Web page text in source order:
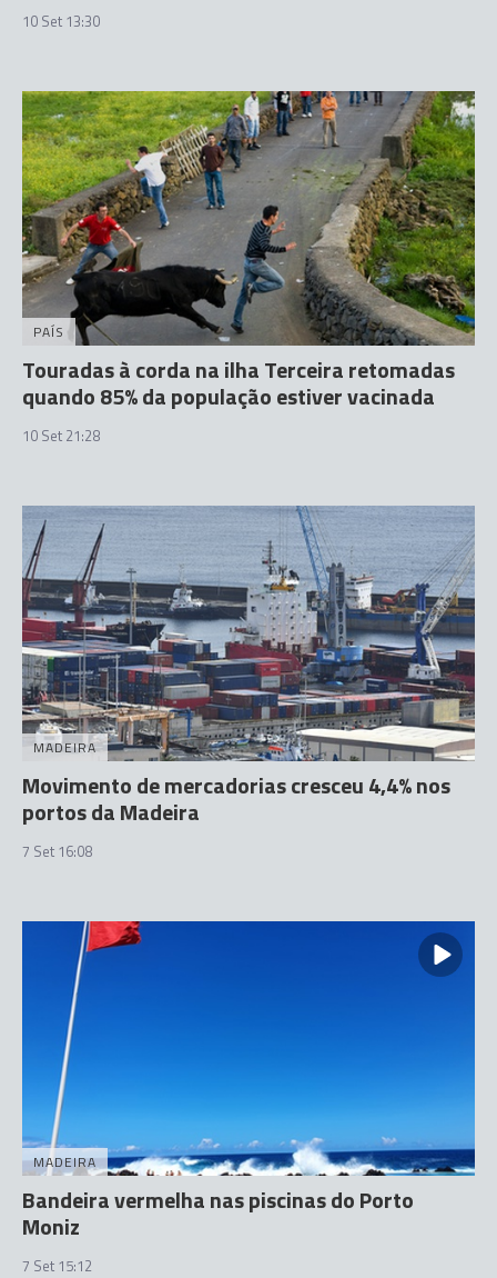
10 Set 13:30
PAÍS
Touradas à corda na ilha Terceira retomadas
quando 85% da população estiver vacinada
10 Set 21:28
MADEIRA
Movimento de mercadorias cresceu 4,4% nos
portos da Madeira
7 Set 16:08
MADEIRA
Bandeira vermelha nas piscinas do Porto
Moniz
7 Set 15:12